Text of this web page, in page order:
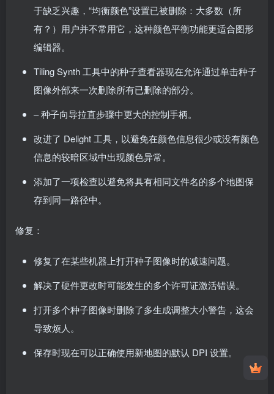
于缺乏兴趣，“均衡颜色”设置已被删除：大多数（所
有？）用户并不常用它，这种颜色平衡功能更适合图形
编辑器。
Tiling Synth 工具中的种子查看器现在允许通过单击种子
图像外部来一次删除所有已删除的部分。
– 种子向导拉直步骤中更大的控制手柄。
改进了 Delight 工具，以避免在颜色信息很少或没有颜色
信息的较暗区域中出现颜色异常。
添加了一项检查以避免将具有相同文件名的多个地图保
存到同一路径中。
修复：
修复了在某些机器上打开种子图像时的减速问题。
解决了硬件更改时可能发生的多个许可证激活错误。
打开多个种子图像时删除了多生成调整大小警告，这会
导致烦人。
保存时现在可以正确使用新地图的默认 DPI 设置。